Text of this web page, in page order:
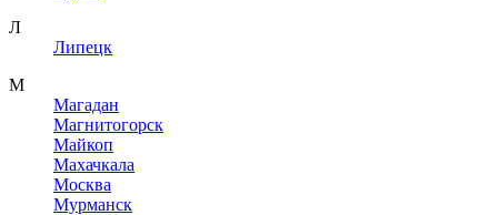
Л
Липецк
М
Магадан
Магнитогорск
Майкоп
Махачкала
Москва
Мурманск